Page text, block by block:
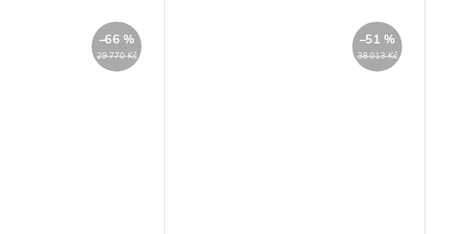
29 770 Kč
–66 %
38 013 Kč
–51 %